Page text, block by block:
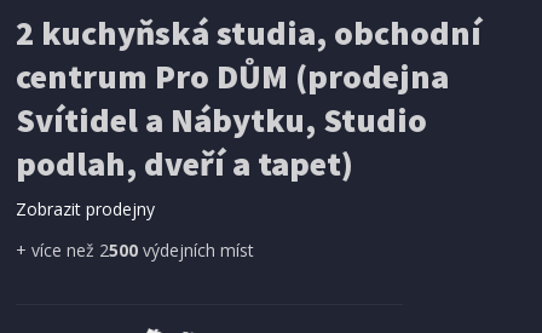
24,5cm 13,0cm
2 kuchyňská studia, obchodní
centrum Pro DŮM (prodejna
Svítidel a Nábytku, Studio
podlah, dveří a tapet)
Zobrazit prodejny
+ více než 2500 výdejních míst